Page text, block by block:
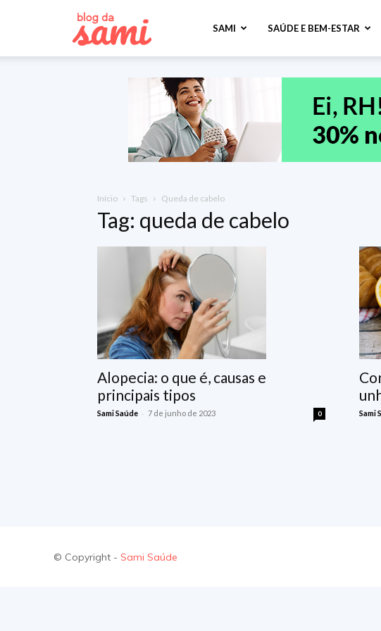
Saúde
SAMI SAÚDE E BEM-ESTAR
Início Tags Queda de cabelo
Tag: queda de cabelo
Alopecia: o que é, causas e
principais tipos
Sami Saúde - 7 de junho de 2023 0 Sami
© Copyright - Sami Saúde